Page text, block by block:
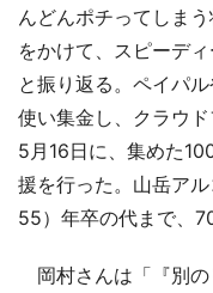
んどんポチってしま
をかけて、スピーデ
と振り返る。ペイパ
使い集金し、クラウ
5月16日に、集めた
援を行った。山岳ア
55）年卒の代まで、
岡村さんは「『別の